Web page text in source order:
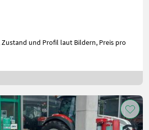
Zustand und Profil laut Bildern, Preis pro